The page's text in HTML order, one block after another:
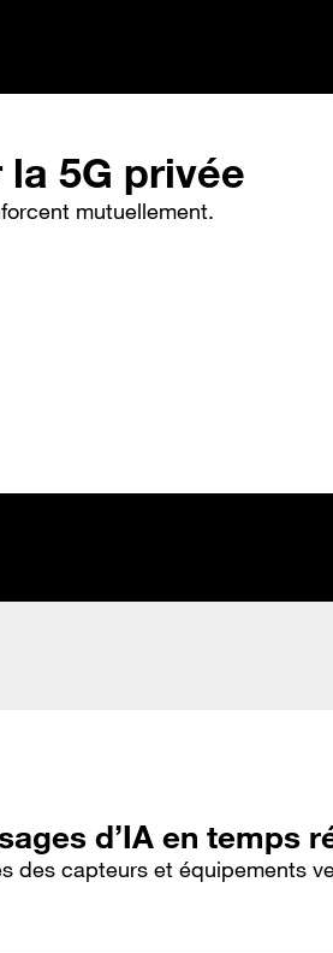
5G privée
mutuellement.
d’IA en temps
capteurs et équipements